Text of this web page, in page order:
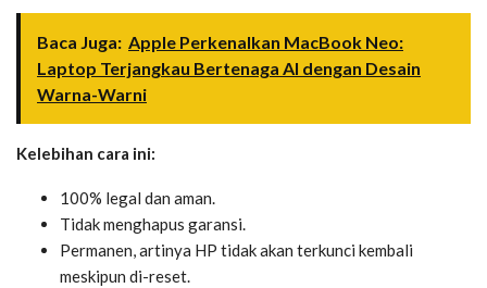
Baca Juga: Apple Perkenalkan MacBook Neo:
Laptop Terjangkau Bertenaga AI dengan Desain
Warna-Warni
Kelebihan cara ini:
100% legal dan aman.
Tidak menghapus garansi.
Permanen, artinya HP tidak akan terkunci kembali
meskipun di-reset.